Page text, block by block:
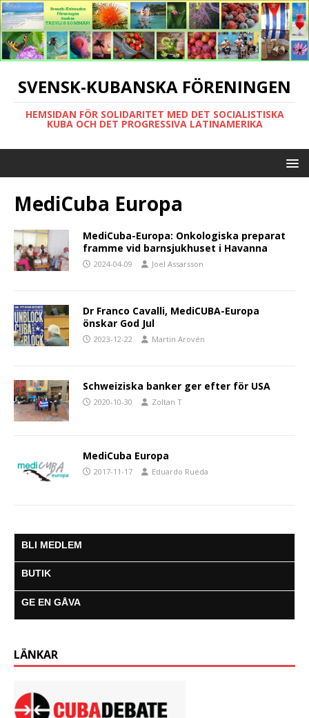
SVENSK-KUBANSKA FÖRENINGEN
HEMSIDAN FÖR SOLIDARITET MED DET SOCIALISTISKA
KUBA OCH DET PROGRESSIVA LATINAMERIKA
MediCuba Europa
MediCuba-Europa: Onkologiska preparat
framme vid barnsjukhuset i Havanna
2024-04-09 Joel Assarsson
Dr Franco Cavalli, MediCUBA-Europa
önskar God Jul
2023-12-22 Martin Arovén
Schweiziska banker ger efter för USA
2020-10-30 Zoltan T
MediCuba Europa
2017-11-17 Eduardo Rueda
BLI MEDLEM
BUTIK
GE EN GÅVA
LÄNKAR